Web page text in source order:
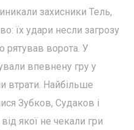
захисники Тель,
їх удари несли загрозу
рятував ворота. У
впевнену гру у
втрати. Найбільше
Зубков, Судаков і
якої не чекали гри